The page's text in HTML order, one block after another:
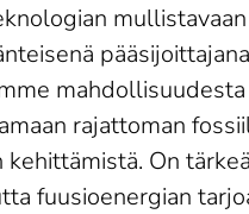
rajattoman
kehittämistä. On
fuusioenergian